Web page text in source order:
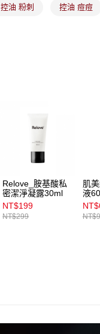
2.透過簡訊連結打開帳單後，
用，由本公司與您本人進行
3.完整用戶服務條款，請詳閱
每筆NT$100，滿NT$899(
每筆NT$100，滿NT$399(
控油 粉刺 控油 痘痘
Relove_胺基酸私
密潔淨凝露30ml
NT$199
NT$299
肌
液